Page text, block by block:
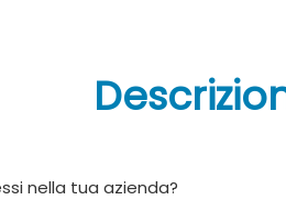
nella tua azienda?